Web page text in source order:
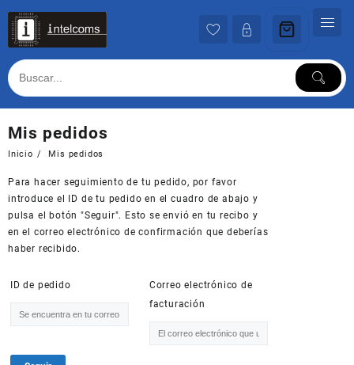
contenido
Mis pedidos
Inicio Mis pedidos
Para hacer seguimiento de tu pedido, por favor
introduce el ID de tu pedido en el cuadro de abajo y
pulsa el botón "Seguir". Esto se envió en tu recibo y
en el correo electrónico de confirmación que deberías
haber recibido.
ID de pedido
Correo electrónico de
facturación